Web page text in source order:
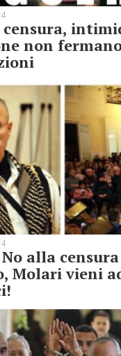
censura,
non
alla
Molari vieni